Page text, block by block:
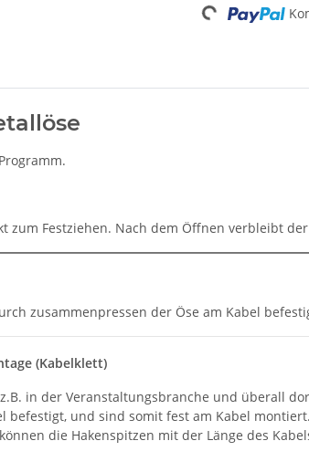
Loading...
Festziehen. Nach dem Öffnen verbleibt
zusammenpressen der Öse am Kabel
(Kabelklett)
in der Veranstaltungsbranche und überall
befestigt, und sind somit fest am Kabel
die Hakenspitzen mit der Länge des